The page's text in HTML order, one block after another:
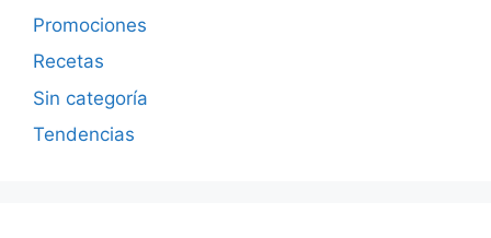
Promociones
Recetas
Sin categoría
Tendencias